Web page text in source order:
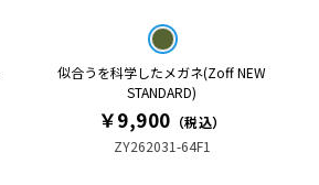
似合うを科学したメガネ(Zoff NEW
STANDARD)
￥9,900 （税込）
ZY262031-64F1